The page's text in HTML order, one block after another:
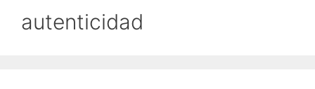
autenticidad